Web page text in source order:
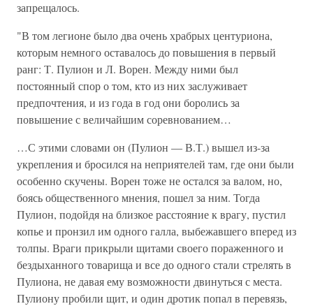
запрещалось.
"В том легионе было два очень храбрых центуриона,
которым немного оставалось до повышения в первый
ранг: Т. Пулион и Л. Ворен. Между ними был
постоянный спор о том, кто из них заслуживает
предпочтения, и из года в год они боролись за
повышение с величайшим соревнованием…
…С этими словами он (Пулион — В.Т.) вышел из-за
укрепления и бросился на неприятелей там, где они были
особенно скучены. Ворен тоже не остался за валом, но,
боясь общественного мнения, пошел за ним. Тогда
Пулион, подойдя на близкое расстояние к врагу, пустил
копье и пронзил им одного галла, выбежавшего вперед из
толпы. Враги прикрыли щитами своего пораженного и
бездыханного товарища и все до одного стали стрелять в
Пулиона, не давая ему возможности двинуться с места.
Пулиону пробили щит, и один дротик попал в перевязь,